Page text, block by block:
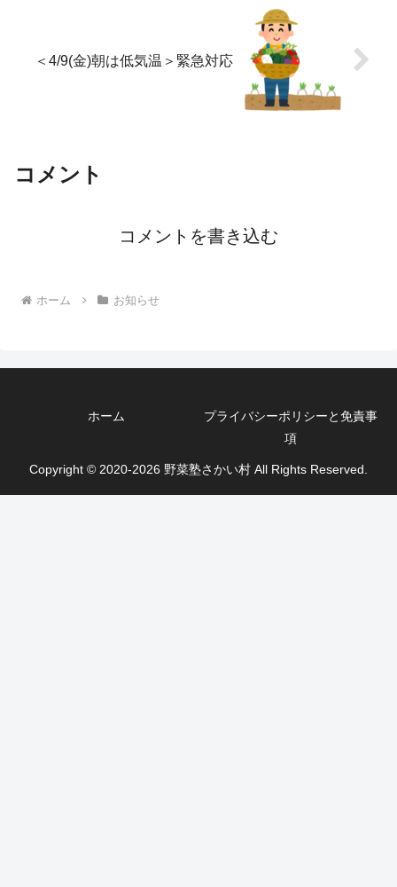
＜4/9(金)朝は低気温＞緊急対応
コメント
コメントを書き込む
ホーム お知らせ
ホーム
プライバシーポリシーと免責事
項
Copyright © 2020-2026 野菜塾さかい村 All Rights Reserved.